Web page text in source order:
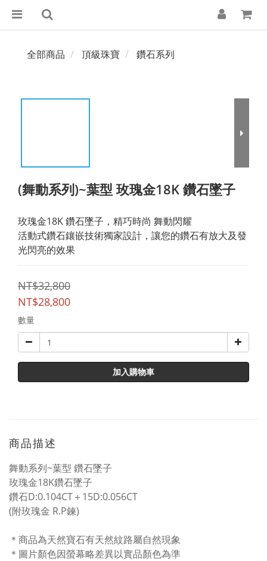
全部商品 頂級珠寶 鑽石系列
(舞動系列)~葉型 玫瑰金18K 鑽石墜子
玫瑰金18K 鑽石墜子，精巧時尚 舞動閃耀
活動式鑽石鑲嵌技術獨家設計，讓您的鑽石有放大及發
光閃亮的效果
NT$32,800
NT$28,800
數量
加入購物車
商品描述
舞動系列~葉型 鑽石墜子
玫瑰金18K鑽石墜子
鑽石D:0.104CT＋15D:0.056CT
(附玫瑰金 R.P鍊)
＊商品為天然寶石有天然紋路屬自然現象
＊圖片顏色因螢幕略差異以實品顏色為準